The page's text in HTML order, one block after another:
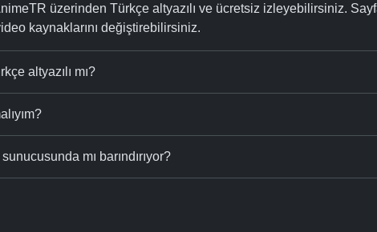
üzerinden Türkçe altyazılı ve ücretsiz izleyebilirsiniz.
kaynaklarını değiştirebilirsiniz.
altyazılı mı?
mı barındırıyor?